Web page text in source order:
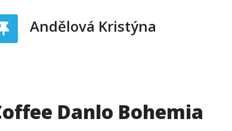
Andělová Kristýna
Danlo Bohemia